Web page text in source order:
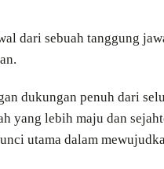
dari sebuah tanggung
dukungan penuh dari
yang lebih maju dan
utama dalam